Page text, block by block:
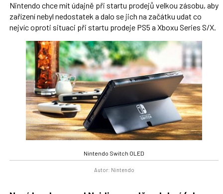
Nintendo chce mít údajně při startu prodejů velkou zásobu, aby
zařízení nebyl nedostatek a dalo se jich na začátku udat co
nejvíc oproti situaci při startu prodeje PS5 a Xboxu Series S/X.
Nintendo Switch OLED
Autor: Nintendo